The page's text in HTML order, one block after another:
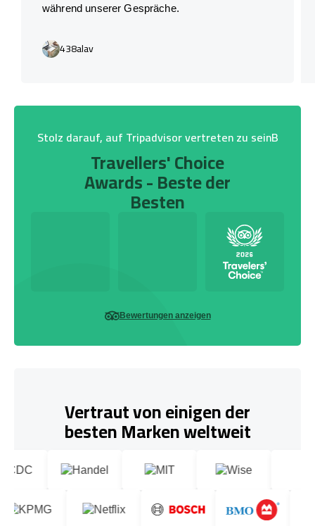
während unserer Gespräche.
438alav
Stolz darauf, auf Tripadvisor vertreten zu seinB
Travellers' Choice
Awards - Beste der
Besten
Bewertungen anzeigen
Vertraut von einigen der
besten Marken weltweit